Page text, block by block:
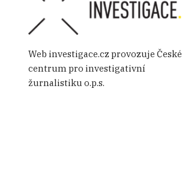
Web investigace.cz provozuje České
centrum pro investigativní
žurnalistiku o.p.s.